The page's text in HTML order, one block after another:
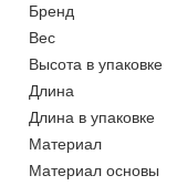
Бренд
Вес
Высота в упаковке
Длина
Длина в упаковке
Материал
Материал основы